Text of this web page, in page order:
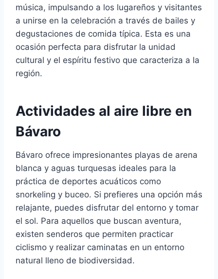
música, impulsando a los lugareños y visitantes
a unirse en la celebración a través de bailes y
degustaciones de comida típica. Esta es una
ocasión perfecta para disfrutar la unidad
cultural y el espíritu festivo que caracteriza a la
región.
Actividades al aire libre en
Bávaro
Bávaro ofrece impresionantes playas de arena
blanca y aguas turquesas ideales para la
práctica de deportes acuáticos como
snorkeling y buceo. Si prefieres una opción más
relajante, puedes disfrutar del entorno y tomar
el sol. Para aquellos que buscan aventura,
existen senderos que permiten practicar
ciclismo y realizar caminatas en un entorno
natural lleno de biodiversidad.